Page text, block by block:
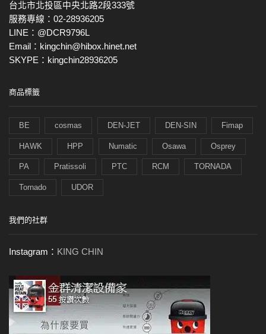
台北市北投區中央北路2段333號
服務專線：02-28936205
LINE：@DCR9796L
Email：kingchin@hibox.hinet.net
SKYPE：kingchin28936205
商品標籤
BE cosmas DEN-JET DEN-SIN Fimap
HAWK HPP Numatic Osawa Osprey
PA Pratissoli PTC RCM TORNADA
Tornado UDOR
我們的社群
Instagram： KING CHIN